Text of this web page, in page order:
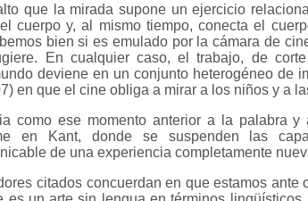
que la mirada supone un ejercicio
cuerpo y, al mismo tiempo, conecta el
bien si es emulado por la cámara de
En cualquier caso, el trabajo, de
deviene en un conjunto heterogéneo de
en que el cine obliga a mirar a los niños y a
como ese momento anterior a la palabra
en Kant, donde se suspenden las
de una experiencia completamente
citados concuerdan en que estamos